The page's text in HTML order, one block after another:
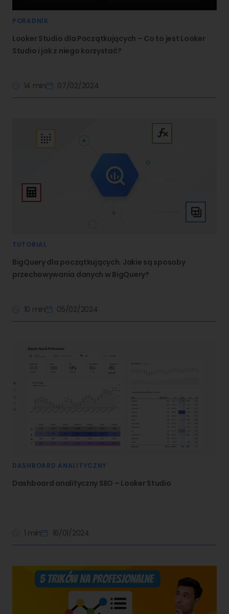
PORADNIK
Looker Studio dla Początkujących – Co to jest Looker
Studio i jak z niego korzystać?
14 min 07/02/2024
TUTORIAL
BigQuery dla początkujących. Jakie są sposoby
przechowywania danych w BigQuery?
10 min 05/02/2024
DASHBOARD ANALITYCZNY
Dashboard analityczny SEO – Looker Studio
1 min 16/01/2024